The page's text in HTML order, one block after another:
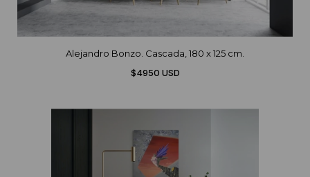
Alejandro Bonzo. Cascada, 180 x 125 cm.
$4950 USD